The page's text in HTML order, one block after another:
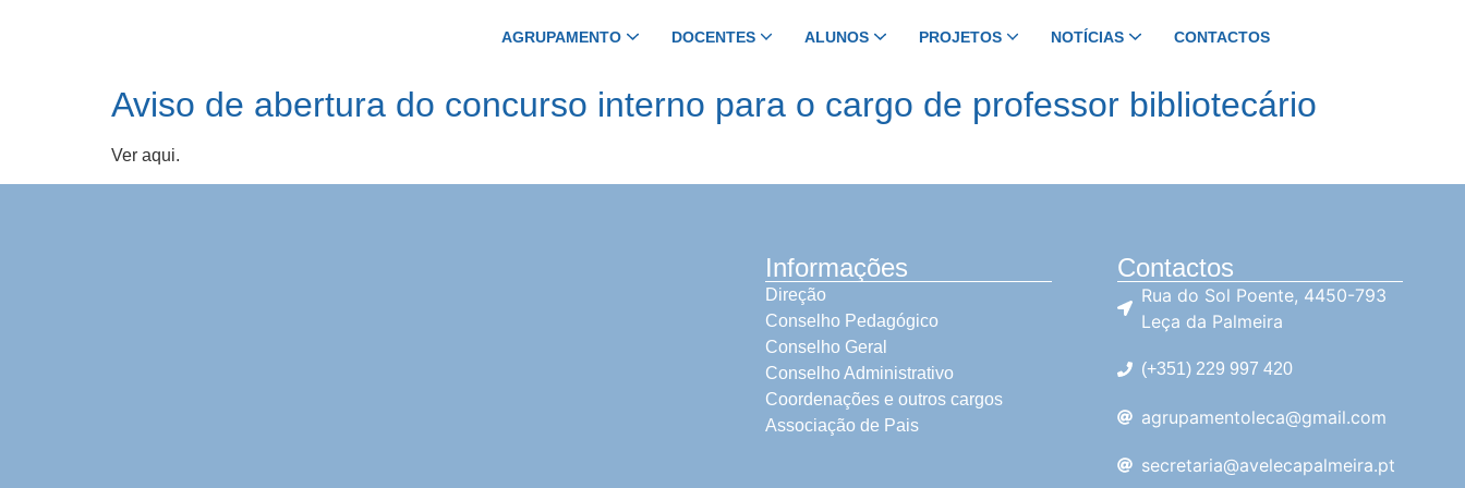
AGRUPAMENTO DOCENTES ALUNOS PROJETOS NOTÍCIAS CONTACTOS
Aviso de abertura do concurso interno para o cargo de professor bibliotecário
Ver aqui.
Informações
Direção
Conselho Pedagógico
Conselho Geral
Conselho Administrativo
Coordenações e outros cargos
Associação de Pais
Contactos
Rua do Sol Poente, 4450-793
Leça da Palmeira
(+351) 229 997 420
agrupamentoleca@gmail.com
secretaria@avelecapalmeira.pt